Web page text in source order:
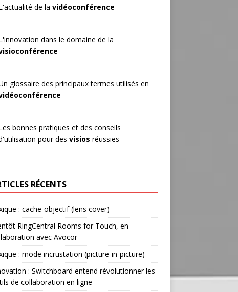
de la vidéoconférence
dans le domaine de la
glossaire des principaux termes utilisés en
bonnes pratiques et des conseils
pour des visios réussies
RÉCENTS
: cache-objectif (lens cover)
RingCentral Rooms for Touch, en
avec Avocor
: mode incrustation (picture-in-picture)
: Switchboard entend révolutionner les
de collaboration en ligne